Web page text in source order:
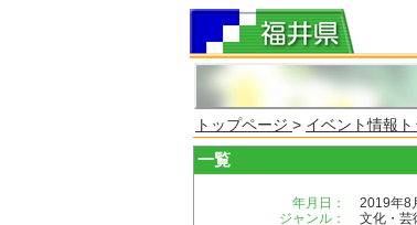
トップページ > イベント情報
一覧
年月日：
2019年8
ジャンル：
文化・芸